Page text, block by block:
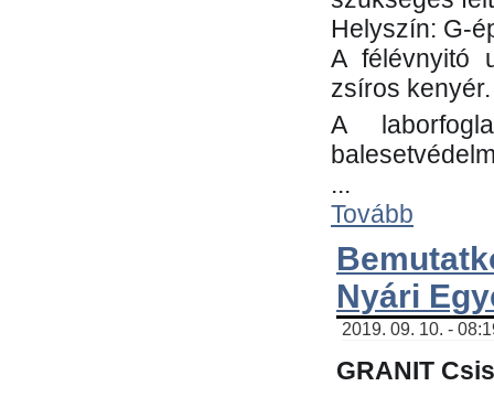
Helyszín: G-
A félévnyitó
zsíros kenyér.
A
...
Tovább
Nyári
2019. 09. 10. -
GRANIT